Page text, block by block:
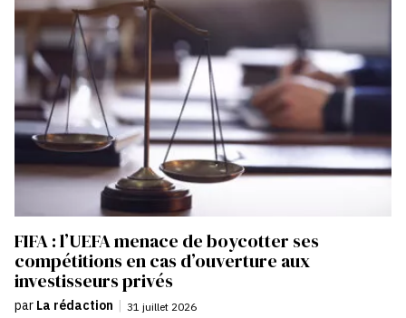
FIFA : l’UEFA menace de boycotter ses
compétitions en cas d’ouverture aux
investisseurs privés
par La rédaction | 31 juillet 2026